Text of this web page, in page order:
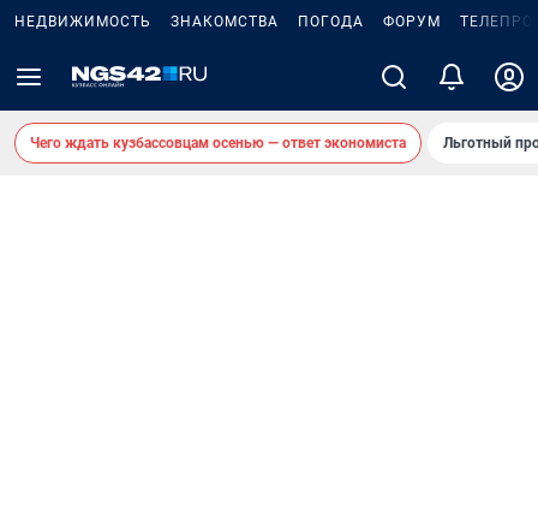
НЕДВИЖИМОСТЬ ЗНАКОМСТВА ПОГОДА ФОРУМ
Чего ждать кузбассовцам осенью — ответ экономиста Льготный